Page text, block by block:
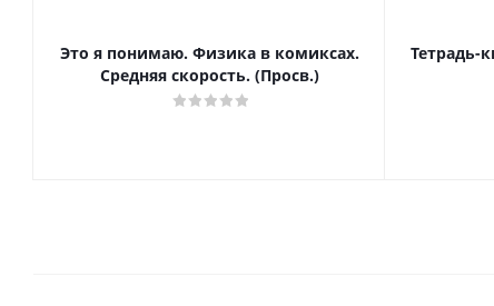
Это я понимаю. Физика в комиксах.
Средняя скорость. (Просв.)
Тетрадь-